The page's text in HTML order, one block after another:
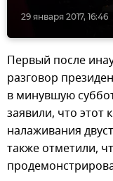
29 января 2017, 16:46
Первый после
разговор
в минувшую
заявили, что этот
налаживания
также отметили,